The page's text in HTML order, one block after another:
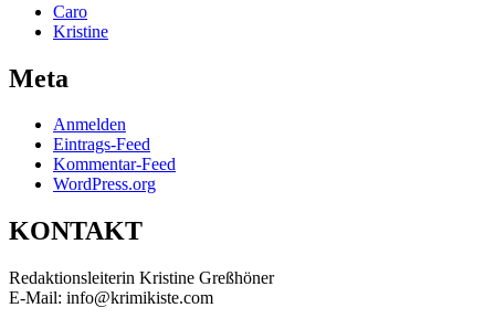
Caro
Kristine
Meta
Anmelden
Eintrags-Feed
Kommentar-Feed
WordPress.org
KONTAKT
Redaktionsleiterin Kristine Greßhöner
E-Mail: info@krimikiste.com